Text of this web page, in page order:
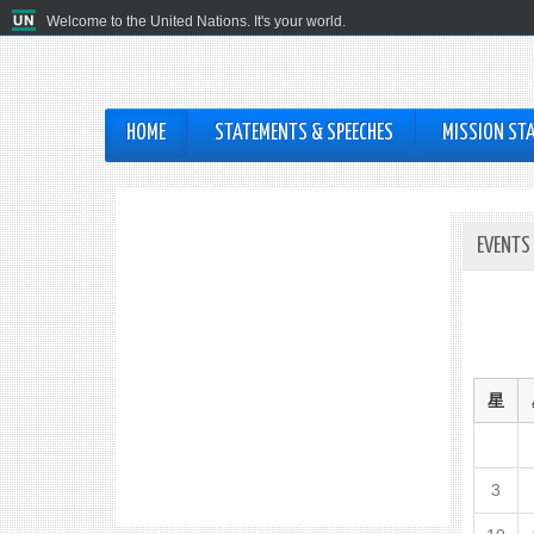
Welcome to the United Nations. It's your world.
HOME STATEMENTS & SPEECHES MISSION
星
3